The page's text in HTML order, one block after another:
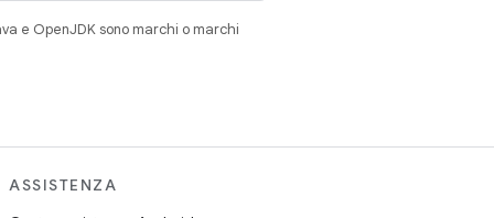
e OpenJDK sono marchi o marchi
ASSISTENZA